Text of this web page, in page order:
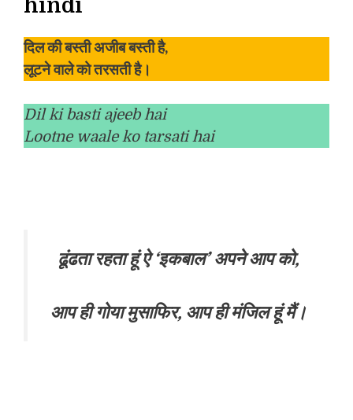
hindi
दिल की बस्ती अजीब बस्ती है,
लूटने वाले को तरसती है।
Dil ki basti ajeeb hai
Lootne waale ko tarsati hai
ढूंढता रहता हूं ऐ ‘इकबाल’ अपने आप को,
आप ही गोया मुसाफिर, आप ही मंजिल हूं मैं।